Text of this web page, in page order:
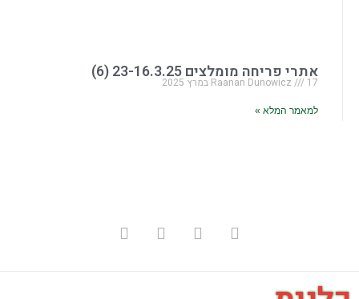
אתרי פריחה מומלצים 23-16.3.25 (6)
Raanan Dunowicz 17 במרץ 2025
למאמר המלא »